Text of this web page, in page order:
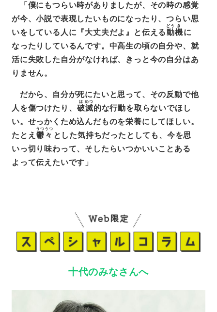
「僕にもつらい時がありましたが、その時の感覚
が今、小説で表現したいものになったり、つらい思
いをしている人に『大丈夫だよ』と伝える動
どう
機
き
に
なったりしているんです。中高生の頃の自分や、就
活に失敗した自分がなければ、きっと今の自分はあ
りません。
だから、自分が死にたいと思って、その反動で他
人を傷つけたり、 破
は
滅
めつ
的な行動を取らないでほし
い。せっかくため込んだものを栄養にしてほしい。
たとえ 鬱々
うつうつ
とした気持ちだったとしても、今を思
いっ切り味わって、そしたらいつかいいことある
よって伝えたいです」
十代のみなさんへ